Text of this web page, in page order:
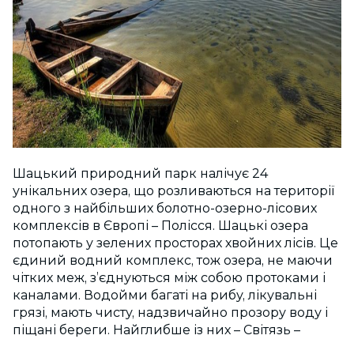
Шацький природний парк налічує 24
унікальних озера, що розливаються на території
одного з найбільших болотно-озерно-лісових
комплексів в Європі – Полісся. Шацькі озера
потопають у зелених просторах хвойних лісів. Це
єдиний водний комплекс, тож озера, не маючи
чітких меж, з’єднуються між собою протоками і
каналами. Водойми багаті на рибу, лікувальні
грязі, мають чисту, надзвичайно прозору воду і
піщані береги. Найглибше із них – Світязь –